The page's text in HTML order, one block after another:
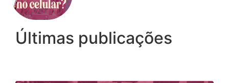
Últimas publicações